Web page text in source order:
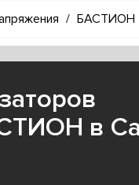
/ БАСТИОН
в